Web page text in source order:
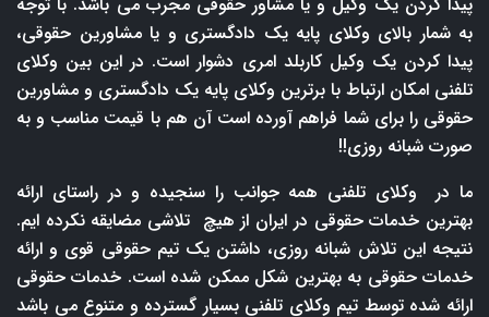
به شمار بالای وکلای پایه یک دادگستری و یا مشاورین حقوقی،
پیدا کردن یک وکیل کاربلد امری دشوار است. در این بین وکلای
تلفنی امکان ارتباط با برترین وکلای پایه یک دادگستری و مشاورین
حقوقی را برای شما فراهم آورده است آن هم با قیمت مناسب و به
صورت شبانه روزی!!
ما در وکلای تلفنی همه جوانب را سنجیده و در راستای ارائه
بهترین خدمات حقوقی در ایران از هیچ تلاشی مضایقه نکرده ایم.
نتیجه این تلاش شبانه روزی، داشتن یک تیم حقوقی قوی و ارائه
خدمات حقوقی به بهترین شکل ممکن شده است. خدمات حقوقی
ارائه شده توسط تیم وکلای تلفنی بسیار گسترده و متنوع می باشد